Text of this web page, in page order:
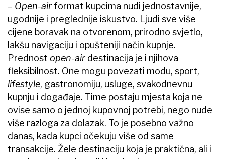
–​ Open-air format kupcima nudi jednostavnije,
ugodnije i preglednije iskustvo. Ljudi sve više
cijene boravak na otvorenom, prirodno svjetlo,
lakšu navigaciju i opušteniji način kupnje.
Prednost open-air destinacija je i njihova
fleksibilnost. One mogu povezati modu, sport,
lifestyle, gastronomiju, usluge, svakodnevnu
kupnju i događaje. Time postaju mjesta koja ne
ovise samo o jednoj kupovnoj potrebi, nego nude
više razloga za dolazak. To je posebno važno
danas, kada kupci očekuju više od same
transakcije. Žele destinaciju koja je praktična, ali i